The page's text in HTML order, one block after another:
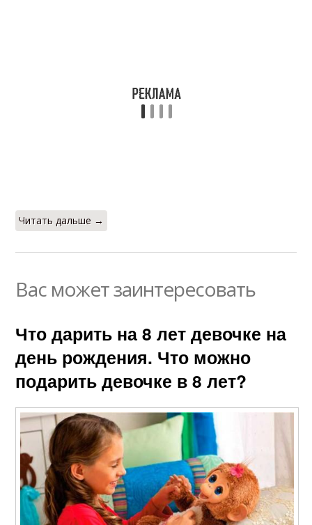
Читать дальше →
Вас может заинтересовать
Что дарить на 8 лет девочке на
день рождения. Что можно
подарить девочке в 8 лет?